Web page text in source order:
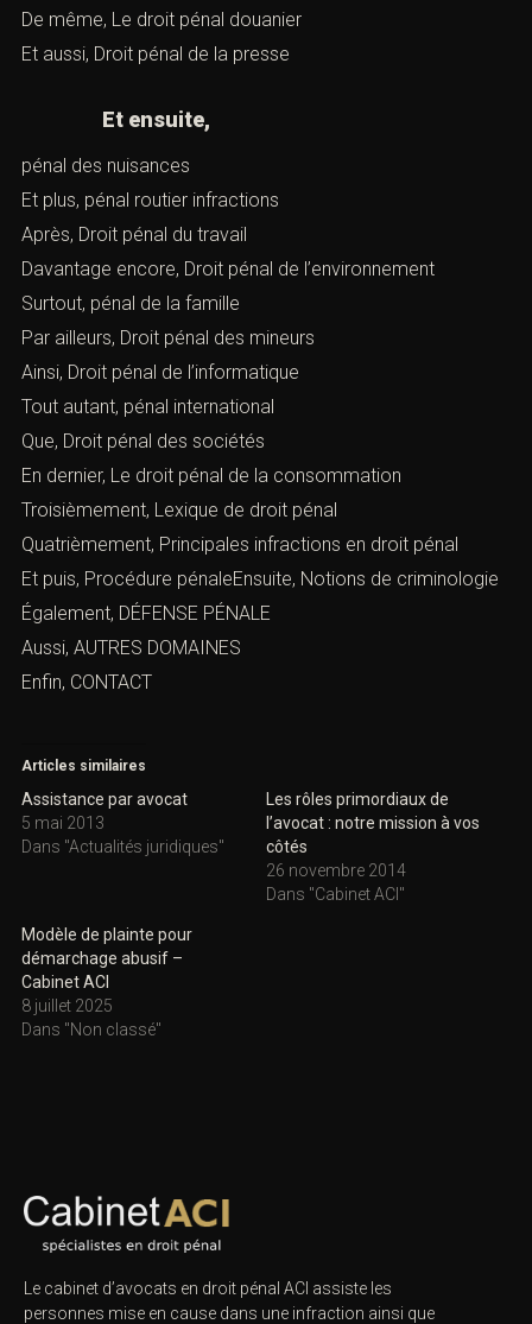
De même, Le droit pénal douanier
Et aussi, Droit pénal de la presse
Et ensuite,
pénal des nuisances
Et plus, pénal routier infractions
Après, Droit pénal du travail
Davantage encore, Droit pénal de l’environnement
Surtout, pénal de la famille
Par ailleurs, Droit pénal des mineurs
Ainsi, Droit pénal de l’informatique
Tout autant, pénal international
Que, Droit pénal des sociétés
En dernier, Le droit pénal de la consommation
Troisièmement, Lexique de droit pénal
Quatrièmement, Principales infractions en droit pénal
Et puis, Procédure pénaleEnsuite, Notions de criminologie
Également, DÉFENSE PÉNALE
Aussi, AUTRES DOMAINES
Enfin, CONTACT
Articles similaires
Assistance par avocat
5 mai 2013
Dans "Actualités juridiques"
Les rôles primordiaux de
l’avocat : notre mission à vos
côtés
26 novembre 2014
Dans "Cabinet ACI"
Modèle de plainte pour
démarchage abusif –
Cabinet ACI
8 juillet 2025
Dans "Non classé"
Le cabinet d’avocats en droit pénal ACI assiste les
personnes mise en cause dans une infraction ainsi que